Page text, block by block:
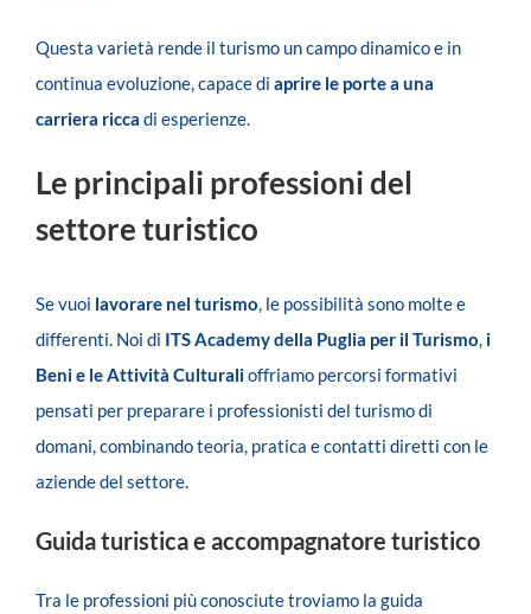
Questa varietà rende il turismo un campo dinamico e in
continua evoluzione, capace di aprire le porte a una
carriera ricca di esperienze.
Le principali professioni del
settore turistico
Se vuoi lavorare nel turismo, le possibilità sono molte e
differenti. Noi di ITS Academy della Puglia per il Turismo, i
Beni e le Attività Culturalioffriamo percorsi formativi
pensati per preparare i professionisti del turismo di
domani, combinando teoria, pratica e contatti diretti con le
aziende del settore.
Guida turistica e accompagnatore turistico
Tra le professioni più conosciute troviamo la guida